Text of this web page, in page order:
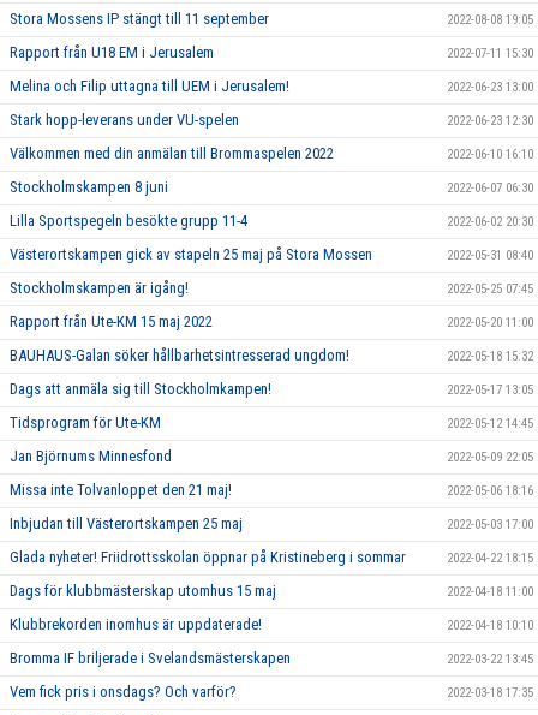
Stora Mossens IP stängt till 11 september 2022-08-08 19:05
Rapport från U18 EM i Jerusalem 2022-07-11 15:30
Melina och Filip uttagna till UEM i Jerusalem! 2022-06-23 13:00
Stark hopp-leverans under VU-spelen 2022-06-23 12:30
Välkommen med din anmälan till Brommaspelen 2022 2022-06-10 16:10
Stockholmskampen 8 juni 2022-06-07 06:30
Lilla Sportspegeln besökte grupp 11-4 2022-06-02 20:30
Västerortskampen gick av stapeln 25 maj på Stora Mossen 2022-05-31 08:40
Stockholmskampen är igång! 2022-05-25 07:45
Rapport från Ute-KM 15 maj 2022 2022-05-20 11:00
BAUHAUS-Galan söker hållbarhetsintresserad ungdom! 2022-05-18 15:32
Dags att anmäla sig till Stockholmkampen! 2022-05-17 13:05
Tidsprogram för Ute-KM 2022-05-12 14:45
Jan Björnums Minnesfond 2022-05-09 22:05
Missa inte Tolvanloppet den 21 maj! 2022-05-06 18:16
Inbjudan till Västerortskampen 25 maj 2022-05-03 17:00
Glada nyheter! Friidrottsskolan öppnar på Kristineberg i sommar 2022-04-22 18:15
Dags för klubbmästerskap utomhus 15 maj 2022-04-18 11:00
Klubbrekorden inomhus är uppdaterade! 2022-04-18 10:10
Bromma IF briljerade i Svelandsmästerskapen 2022-03-22 13:45
Vem fick pris i onsdags? Och varför? 2022-03-18 17:35